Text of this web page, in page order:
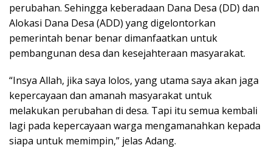
perubahan. Sehingga keberadaan Dana Desa (DD) dan
Alokasi Dana Desa (ADD) yang digelontorkan
pemerintah benar benar dimanfaatkan untuk
pembangunan desa dan kesejahteraan masyarakat.
“Insya Allah, jika saya lolos, yang utama saya akan jaga
kepercayaan dan amanah masyarakat untuk
melakukan perubahan di desa. Tapi itu semua kembali
lagi pada kepercayaan warga mengamanahkan kepada
siapa untuk memimpin,” jelas Adang.